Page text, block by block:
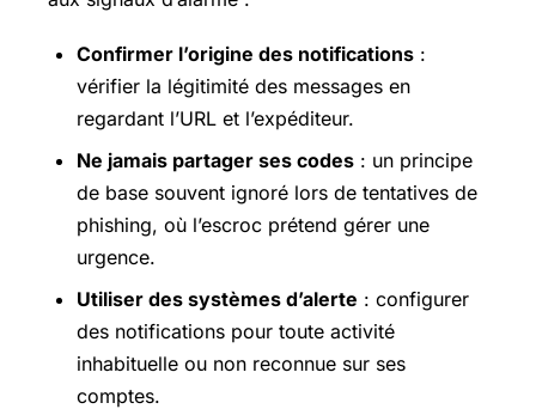
Confirmer l’origine des notifications :
vérifier la légitimité des messages en
regardant l’URL et l’expéditeur.
Ne jamais partager ses codes : un principe
de base souvent ignoré lors de tentatives de
phishing, où l’escroc prétend gérer une
urgence.
Utiliser des systèmes d’alerte : configurer
des notifications pour toute activité
inhabituelle ou non reconnue sur ses
comptes.